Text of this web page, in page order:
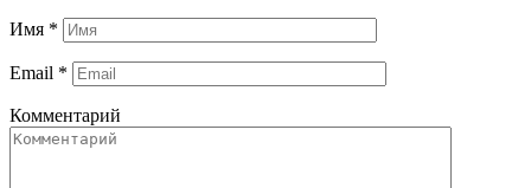
Имя *
Email *
Комментарий